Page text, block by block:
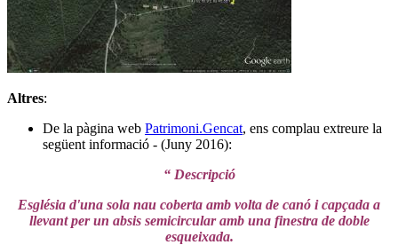
Altres:
De la pàgina web Patrimoni.Gencat, ens complau extreure la
següent informació - (Juny 2016):
“ Descripció
Església d'una sola nau coberta amb volta de canó i capçada a
llevant per un absis semicircular amb una finestra de doble
esqueixada.